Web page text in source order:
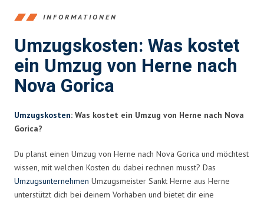
INFORMATIONEN
Umzugskosten: Was kostet
ein Umzug von Herne nach
Nova Gorica
Umzugskosten: Was kostet ein Umzug von Herne nach Nova
Gorica?
Du planst einen Umzug von Herne nach Nova Gorica und möchtest
wissen, mit welchen Kosten du dabei rechnen musst? Das
Umzugsunternehmen Umzugsmeister Sankt Herne aus Herne
unterstützt dich bei deinem Vorhaben und bietet dir eine